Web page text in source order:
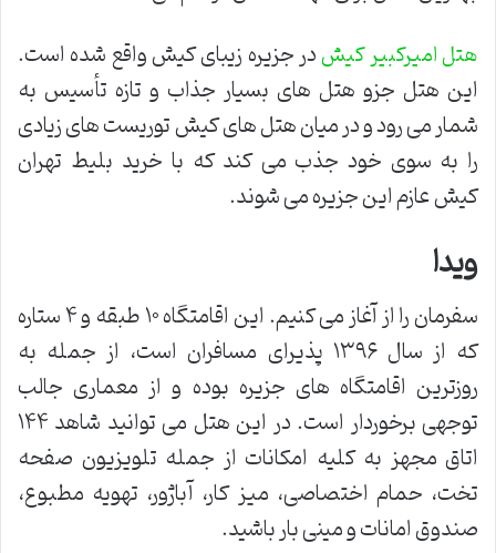
هتل امیرکبیر کیشدر جزیره زیبای کیش واقع شده است.
این هتل جزو هتل های بسیار جذاب و تازه تأسیس به
شمار می رود و در میان هتل های کیش توریست های زیادی
را به سوی خود جذب می کند که با خرید بلیط تهران
کیش عازم این جزیره می شوند.
ویدا
سفرمان را از آغاز می کنیم. این اقامتگاه ۱۰ طبقه و ۴ ستاره
که از سال ۱۳۹۶ پذیرای مسافران است، از جمله به
روزترین اقامتگاه های جزیره بوده و از معماری جالب
توجهی برخوردار است. در این هتل می توانید شاهد ۱۴۴
اتاق مجهز به کلیه امکانات از جمله تلویزیون صفحه
تخت، حمام اختصاصی، میز کار، آباژور، تهویه مطبوع،
صندوق امانات و مینی بار باشید.